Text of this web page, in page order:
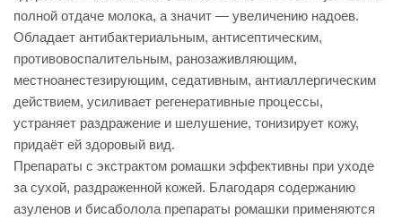
полной отдаче молока, а значит — увеличению надоев.
Обладает антибактериальным, антисептическим,
противовоспалительным, ранозаживляющим,
местноанестезирующим, седативным, антиаллергическим
действием, усиливает регенеративные процессы,
устраняет раздражение и шелушение, тонизирует кожу,
придаёт ей здоровый вид.
Препараты с экстрактом ромашки эффективны при уходе
за сухой, раздраженной кожей. Благодаря содержанию
азуленов и бисаболола препараты ромашки применяются